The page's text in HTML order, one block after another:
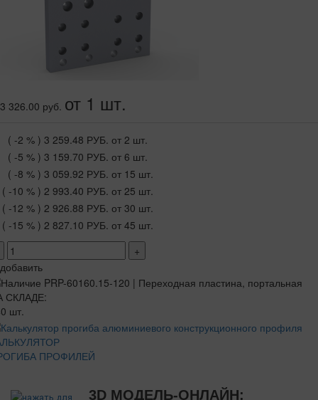
3 326.00 руб. от 1 шт.
( -2 % ) 3 259.48 РУБ. от 2 шт.
( -5 % ) 3 159.70 РУБ. от 6 шт.
( -8 % ) 3 059.92 РУБ. от 15 шт.
( -10 % ) 2 993.40 РУБ. от 25 шт.
( -12 % ) 2 926.88 РУБ. от 30 шт.
( -15 % ) 2 827.10 РУБ. от 45 шт.
+
добавить
СКЛАДЕ:
шт.
ПРОФИЛЕЙ
3D МОДЕЛЬ-ОНЛАЙН: